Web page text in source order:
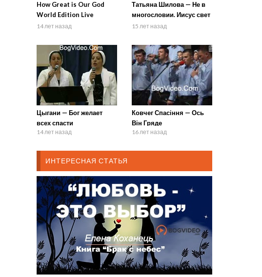
How Great is Our God
World Edition Live
Passion 2012
14 лет назад
Татьяна Шилова — Не в
многословии. Иисус свет
Твой
15 лет назад
Цыгани — Бог желает
всех спасти
14 лет назад
Ковчег Спасіння — Ось
Він Гряде
16 лет назад
ИНТЕРЕСНАЯ СТАТЬЯ